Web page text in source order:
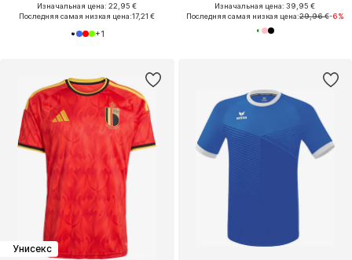
Изначальная цена: 22,95 €
Последняя самая низкая цена:17,21 €
+1
Изначальная цена: 39,95 €
Последняя самая низкая цена:29,96 €-6%
Унисекс